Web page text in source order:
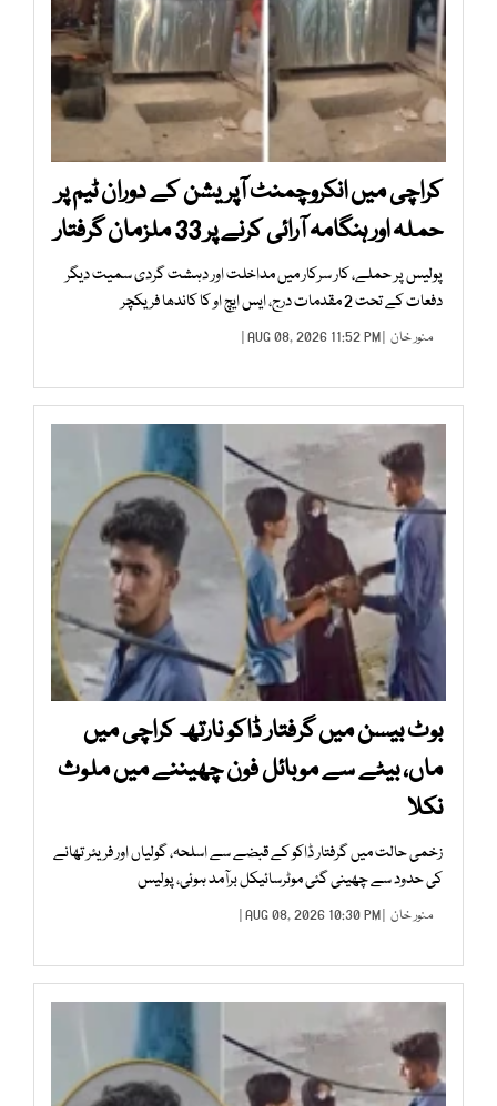
کراچی میں انکروچمنٹ آپریشن کے دوران ٹیم پر
حملہ اور ہنگامہ آرائی کرنے پر 33 ملزمان گرفتار
پولیس پر حملے، کار سرکار میں مداخلت اور دہشت گردی سمیت دیگر
دفعات کے تحت 2 مقدمات درج، ایس ایچ او کا کاندھا فریکچر
منور خان | AUG 08, 2026 11:52 PM |
بوٹ بیسن میں گرفتار ڈاکو نارتھ کراچی میں
ماں، بیٹے سے موبائل فون چھیننے میں ملوث
نکلا
زخمی حالت میں گرفتار ڈاکو کے قبضے سے اسلحہ، گولیاں اور فریئر تھانے
کی حدود سے چھینی گئی موٹرسائیکل برآمد ہوئی، پولیس
منور خان | AUG 08, 2026 10:30 PM |